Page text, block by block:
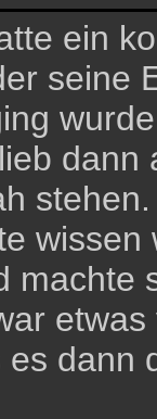
ein
seine
dann
machte
es dann